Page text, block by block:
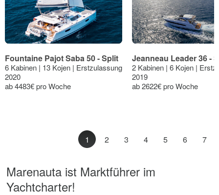
Fountaine Pajot Saba 50 - Split
6 Kabinen | 13 Kojen | Erstzulassung
2020
ab 4483€ pro Woche
Jeanneau Leader 36 -
2 Kabinen | 6 Kojen |
2019
ab 2622€ pro Woche
1 2 3 4 5 6 7
Marenauta ist Marktführer im
Yachtcharter!